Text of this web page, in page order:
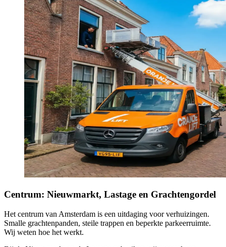
Centrum: Nieuwmarkt, Lastage en Grachtengordel
Het centrum van Amsterdam is een uitdaging voor verhuizingen.
Smalle grachtenpanden, steile trappen en beperkte parkeerruimte.
Wij weten hoe het werkt.